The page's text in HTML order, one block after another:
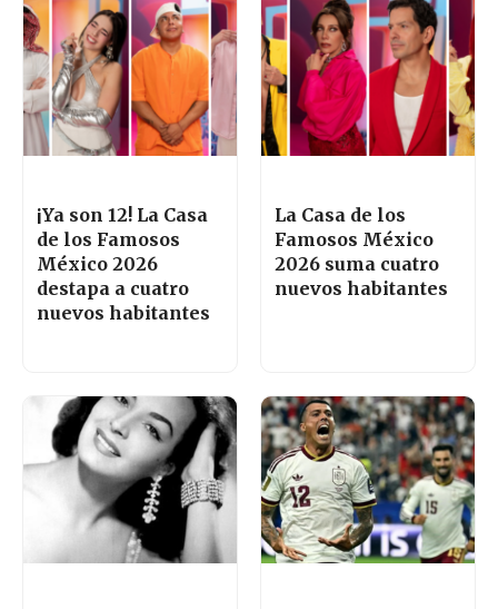
¡Ya son 12! La Casa
de los Famosos
México 2026
destapa a cuatro
nuevos habitantes
La Casa de los
Famosos México
2026 suma cuatro
nuevos habitantes